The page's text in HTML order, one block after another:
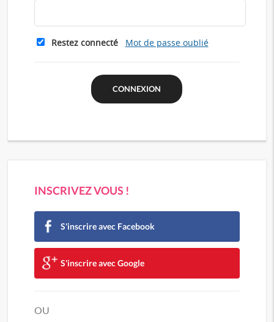
Restez connecté Mot de passe oublié
INSCRIVEZ VOUS !
S'inscrire avec Facebook
S'inscrire avec Google
OU